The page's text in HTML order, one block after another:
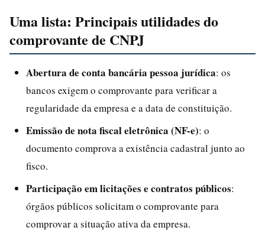
Uma lista: Principais utilidades do
comprovante de CNPJ
Abertura de conta bancária pessoa jurídica: os
bancos exigem o comprovante para verificar a
regularidade da empresa e a data de constituição.
Emissão de nota fiscal eletrônica (NF-e): o
documento comprova a existência cadastral junto ao
fisco.
Participação em licitações e contratos públicos:
órgãos públicos solicitam o comprovante para
comprovar a situação ativa da empresa.